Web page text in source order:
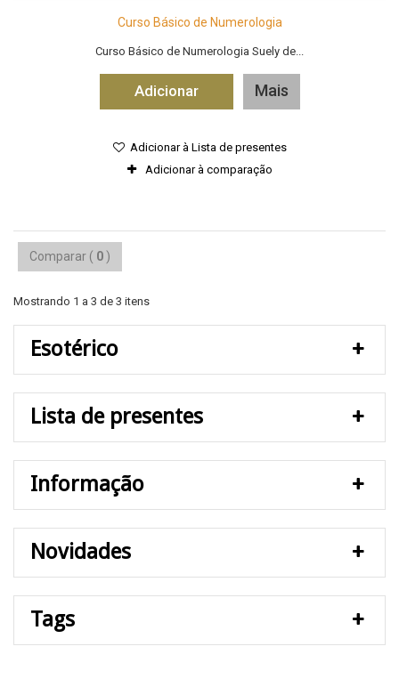
Curso Básico de Numerologia
Curso Básico de Numerologia Suely de...
Adicionar Mais
Adicionar à Lista de presentes
Adicionar à comparação
Comparar ( 0 )
Mostrando 1 a 3 de 3 itens
Esotérico
Lista de presentes
Informação
Novidades
Tags